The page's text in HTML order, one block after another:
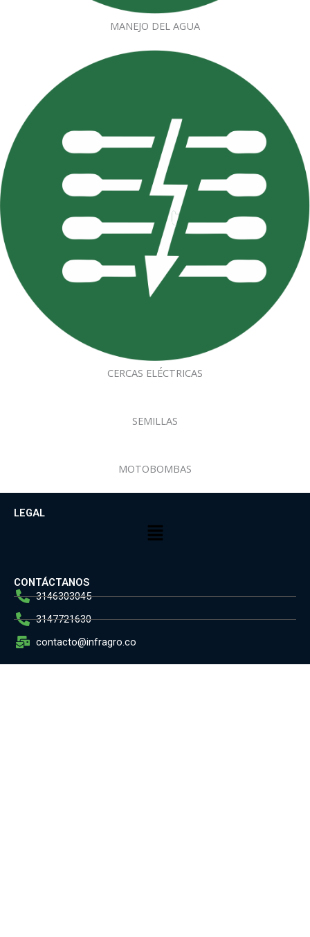
MANEJO DEL AGUA
CERCAS ELÉCTRICAS
SEMILLAS
MOTOBOMBAS
LEGAL
Menú
CONTÁCTANOS
3146303045
3147721630
contacto@infragro.co